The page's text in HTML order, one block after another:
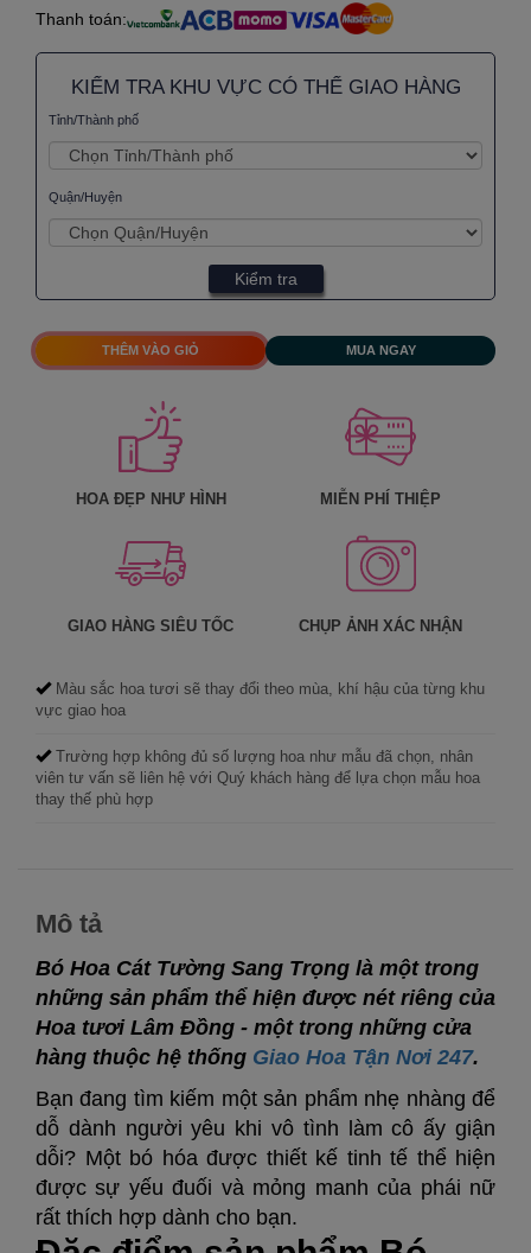
Thanh toán:
KIỂM TRA KHU VỰC CÓ THỂ GIAO HÀNG
Tỉnh/Thành phố
Quận/Huyện
Kiểm tra
THÊM VÀO GIỎ MUA NGAY
HOA ĐẸP NHƯ HÌNH MIỄN PHÍ THIỆP
GIAO HÀNG SIÊU TỐC CHỤP ẢNH XÁC NHẬN
Màu sắc hoa tươi sẽ thay đổi theo mùa, khí hậu của từng khu
vực giao hoa
Trường hợp không đủ số lượng hoa như mẫu đã chọn, nhân
viên tư vấn sẽ liên hệ với Quý khách hàng để lựa chọn mẫu hoa
thay thế phù hợp
Mô tả
Bó Hoa Cát Tường Sang Trọng là một trong
những sản phẩm thể hiện được nét riêng của
Hoa tươi Lâm Đồng - một trong những cửa
hàng thuộc hệ thống Giao Hoa Tận Nơi 247.
Bạn đang tìm kiếm một sản phẩm nhẹ nhàng để
dỗ dành người yêu khi vô tình làm cô ấy giận
dỗi? Một bó hóa được thiết kế tinh tế thể hiện
được sự yếu đuối và mỏng manh của phái nữ
rất thích hợp dành cho bạn.